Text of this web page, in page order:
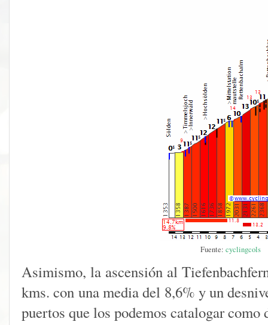
Fuente: cyclingcols
Asimismo, la ascensión al
kms. con una media del 8,6% y un
puertos que los podemos catalogar como